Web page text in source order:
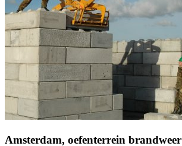
Amsterdam, oefenterrein brandweer